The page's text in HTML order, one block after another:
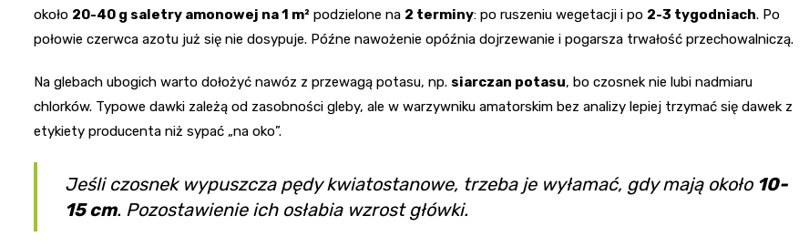
około 20-40 g saletry amonowej na 1 m² podzielone na 2 terminy: po ruszeniu wegetacji i po 2-3 tygodniach. Po
połowie czerwca azotu już się nie dosypuje. Późne nawożenie opóźnia dojrzewanie i pogarsza trwałość przechowalniczą.
Na glebach ubogich warto dołożyć nawóz z przewagą potasu, np. siarczan potasu, bo czosnek nie lubi nadmiaru
chlorków. Typowe dawki zależą od zasobności gleby, ale w warzywniku amatorskim bez analizy lepiej trzymać się dawek z
etykiety producenta niż sypać „na oko”.
Jeśli czosnek wypuszcza pędy kwiatostanowe, trzeba je wyłamać, gdy mają około 10-
15 cm. Pozostawienie ich osłabia wzrost główki.